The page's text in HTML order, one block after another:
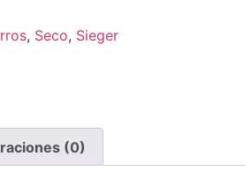
, Seco, Sieger
(0)